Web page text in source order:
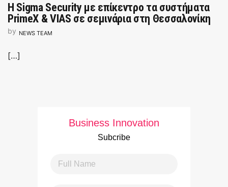
Η Sigma Security με επίκεντρο τα συστήματα
PrimeX & VIAS σε σεμινάρια στη Θεσσαλονίκη
by NEWS TEAM
[…]
Business Innovation
Subcribe